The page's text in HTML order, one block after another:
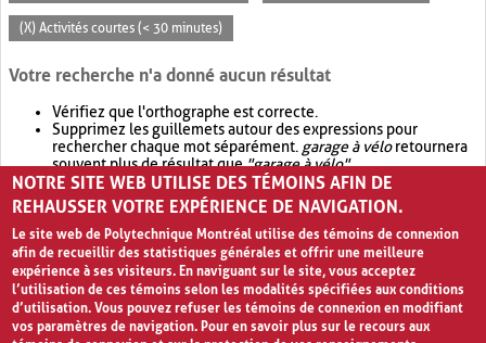
(X) Activités courtes (< 30 minutes)
Votre recherche n'a donné aucun résultat
Vérifiez que l'orthographe est correcte.
Supprimez les guillemets autour des expressions pour
rechercher chaque mot séparément. garage à véloretournera
souvent plus de résultat que"garage à vélo".
Envisagez d'élargir votre recherche avec OR.garage OR vélo
retournera souvent plus de résultat quegarage à vélo
NOTRE SITE WEB UTILISE DES TÉMOINS AFIN DE
REHAUSSER VOTRE EXPÉRIENCE DE NAVIGATION.
Le site web de Polytechnique Montréal utilise des témoins de connexion
afin de recueillir des statistiques générales et offrir une meilleure
expérience à ses visiteurs. En naviguant sur le site, vous acceptez
l’utilisation de ces témoins selon les modalités spécifiées aux conditions
d’utilisation. Vous pouvez refuser les témoins de connexion en modifiant
vos paramètres de navigation. Pour en savoir plus sur le recours aux